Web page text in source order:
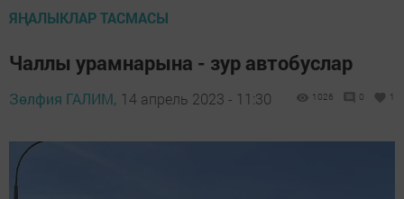
ЯҢАЛЫКЛАР ТАСМАСЫ
Чаллы урамнарына - зур автобуслар
Зөлфия ГАЛИМ, 14 апрель 2023 - 11:30 1026 0 1